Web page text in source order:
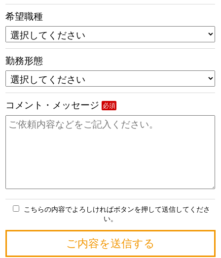
希望職種
勤務形態
コメント・メッセージ 必須
こちらの内容でよろしければボタンを押して送信してくださ
い。